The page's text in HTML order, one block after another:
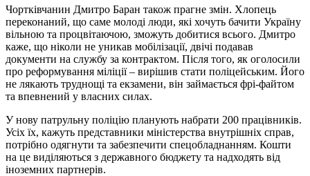
Чортківчанин Дмитро Баран також прагне змін. Хлопець
переконаний, що саме молоді люди, які хочуть бачити Україну
вільною та процвітаючою, зможуть добитися всього. Дмитро
каже, що ніколи не уникав мобілізації, двічі подавав
документи на службу за контрактом. Після того, як оголосили
про реформування міліції – вирішив стати поліцейським. Його
не лякають труднощі та екзамени, він займається фрі-файтом
та впевнений у власних силах.
У нову патрульну поліцію планують набрати 200 працівників.
Усіх їх, кажуть представники міністерства внутрішніх справ,
потрібно одягнути та забезпечити спецобладнанням. Кошти
на це виділяються з державного бюджету та надходять від
іноземних партнерів.